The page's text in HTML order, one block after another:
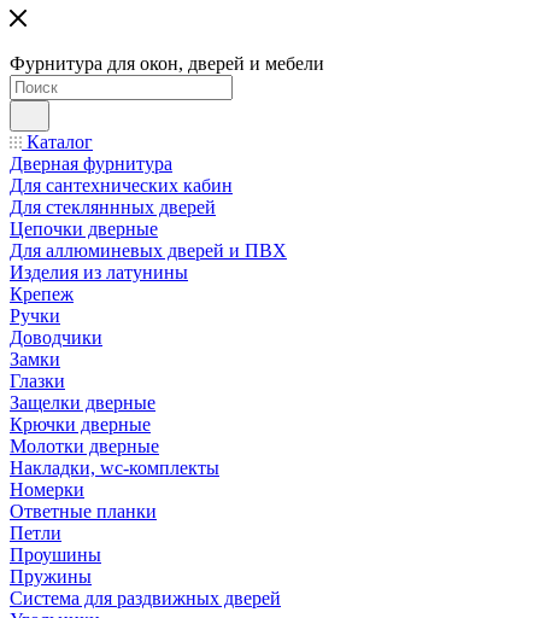
Фурнитура для окон, дверей и мебели
Каталог
Дверная фурнитура
Для сантехнических кабин
Для стекляннных дверей
Цепочки дверные
Для аллюминевых дверей и ПВХ
Изделия из латунины
Крепеж
Ручки
Доводчики
Замки
Глазки
Защелки дверные
Крючки дверные
Молотки дверные
Накладки, wc-комплекты
Номерки
Ответные планки
Петли
Проушины
Пружины
Система для раздвижных дверей